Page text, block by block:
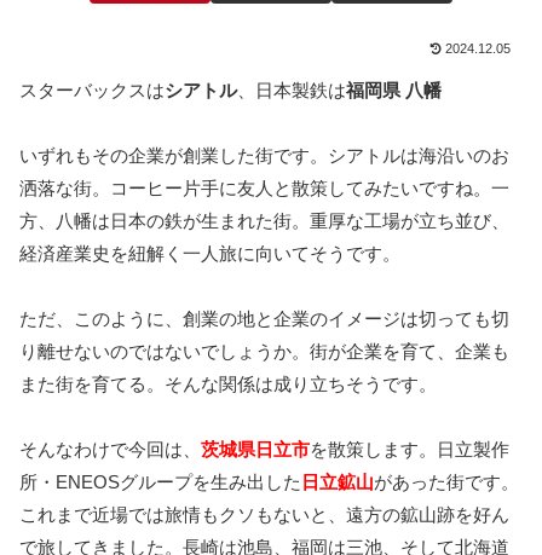
2024.12.05
スターバックスはシアトル、日本製鉄は福岡県 八幡
いずれもその企業が創業した街です。シアトルは海沿いのお
洒落な街。コーヒー片手に友人と散策してみたいですね。一
方、八幡は日本の鉄が生まれた街。重厚な工場が立ち並び、
経済産業史を紐解く一人旅に向いてそうです。
ただ、このように、創業の地と企業のイメージは切っても切
り離せないのではないでしょうか。街が企業を育て、企業も
また街を育てる。そんな関係は成り立ちそうです。
そんなわけで今回は、 茨城県日立市を散策します。日立製作
所・ENEOSグループを生み出した 日立鉱山があった街です。
これまで近場では旅情もクソもないと、遠方の鉱山跡を好ん
で旅してきました。長崎は池島、福岡は三池、そして北海道